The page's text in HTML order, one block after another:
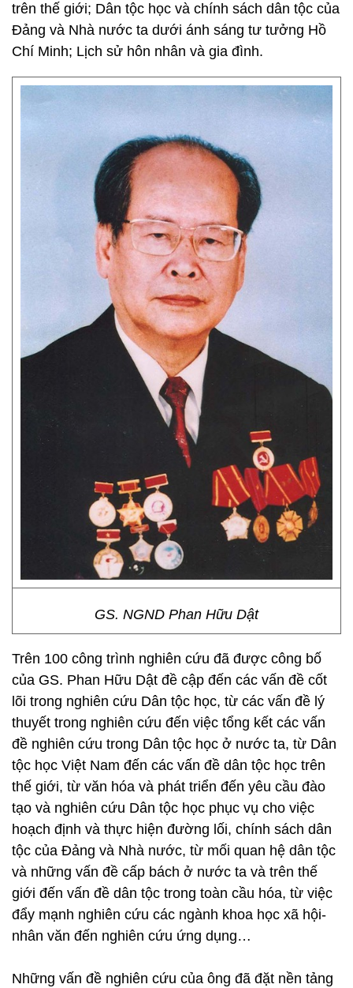
trên thế giới; Dân tộc học và chính sách dân tộc của
Đảng và Nhà nước ta dưới ánh sáng tư tưởng Hồ
Chí Minh; Lịch sử hôn nhân và gia đình.
GS. NGND Phan Hữu Dật
Trên 100 công trình nghiên cứu đã được công bố
của GS. Phan Hữu Dật đề cập đến các vấn đề cốt
lõi trong nghiên cứu Dân tộc học, từ các vấn đề lý
thuyết trong nghiên cứu đến việc tổng kết các vấn
đề nghiên cứu trong Dân tộc học ở nước ta, từ Dân
tộc học Việt Nam đến các vấn đề dân tộc học trên
thế giới, từ văn hóa và phát triển đến yêu cầu đào
tạo và nghiên cứu Dân tộc học phục vụ cho việc
hoạch định và thực hiện đường lối, chính sách dân
tộc của Đảng và Nhà nước, từ mối quan hệ dân tộc
và những vấn đề cấp bách ở nước ta và trên thế
giới đến vấn đề dân tộc trong toàn cầu hóa, từ việc
đẩy mạnh nghiên cứu các ngành khoa học xã hội-
nhân văn đến nghiên cứu ứng dụng…
Những vấn đề nghiên cứu của ông đã đặt nền tảng